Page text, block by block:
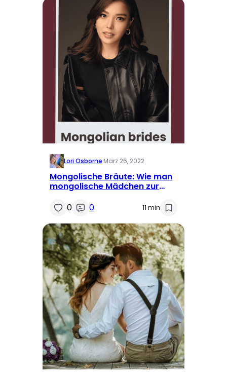
Lori Osborne·März 26, 2022
Mongolische Bräute: Wie man
mongolische Mädchen zur
0
0 11 min